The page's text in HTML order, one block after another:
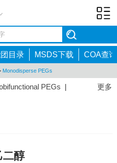
目录 MSDS下载 COA查询
Monodisperse PEGs
更多
PEGs |
二醇